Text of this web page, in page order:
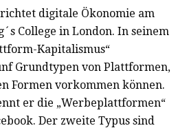
digitale Ökonomie am
College in London. In seinem
Kapitalismus“
Grundtypen von Plattformen,
Formen vorkommen können.
er die „Werbeplattformen“
Der zweite Typus sind